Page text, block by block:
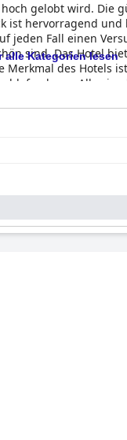
gelobt wird. Die
ist hervorragend
jeden Fall einen
sind. Das Hotel
des Hotels
kann. Alles in
alle Kategorien lesen